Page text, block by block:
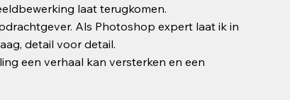
laat terugkomen.
Als Photoshop expert laat ik in
detail voor detail.
een verhaal kan versterken en een